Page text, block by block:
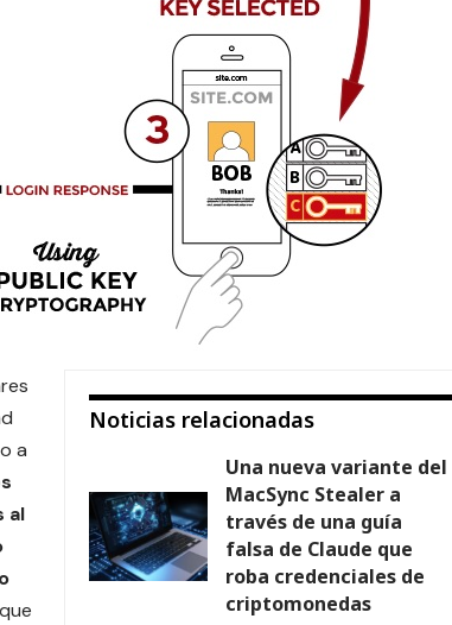
Noticias relacionadas
Una nueva variante del
MacSync Stealer a
través de una guía
falsa de Claude que
roba credenciales de
criptomonedas
a
al